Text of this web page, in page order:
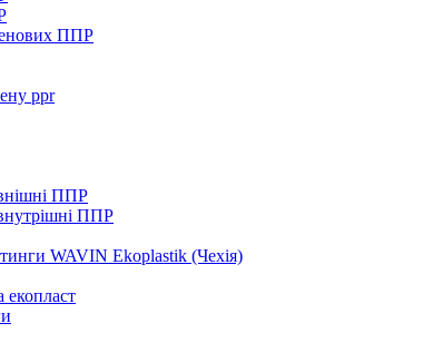
ППР
ppr
ППР
ППР
WAVIN Ekoplastik (Чехія)
екопласт